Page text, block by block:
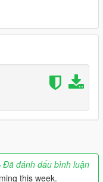
Đã đánh dấu bình luận
this week.